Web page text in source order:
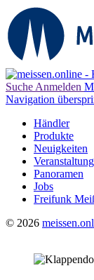
Suche Anmelden
Navigation
Händler
Produkte
Neuigkeiten
Panoramen
Jobs
Freifunk
© 2026